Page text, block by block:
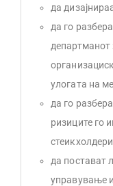
да
да го
улогата на
да го
ризиците го
стеикхолдери
да постават
управување